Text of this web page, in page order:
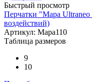
Быстрый просмотр
Перчатки "Mapa
воздействий)
Артикул: Mapa110
Таблица размеров
9
10